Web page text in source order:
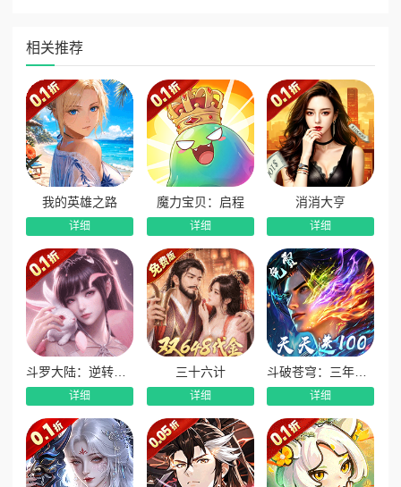
充值，等级越高福利越丰厚。
3、上线免费千抽福利：开局直接赠送免费1000抽，海量
抽卡机会，轻松集齐极品英雄阵容。
4、升星保送高阶神装：英雄升星即可免费领取高级神装，
战力稳步暴涨，成型速度超快。
5、首日签到领神话英雄：上线首日签到直接领取顶级神话
6、挂机收益翻倍提速：专属挂机收益翻倍特权，资源产出
大幅提升，战力飞速飙升，全程闯关不卡关。
相关推荐
我的英雄之路
详细
魔力宝贝：启程
详细
消消大亨
详细
详细
三十六计
详细 详细